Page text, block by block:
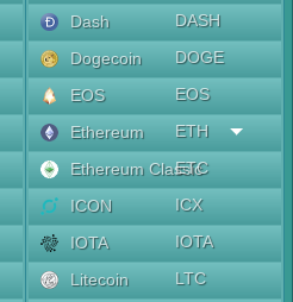
Dash
DASH
Dogecoin
DOGE
EOS
EOS
Ethereum
ETH
Ethereum Classic
ETC
ICON
ICX
IOTA
IOTA
Litecoin
LTC